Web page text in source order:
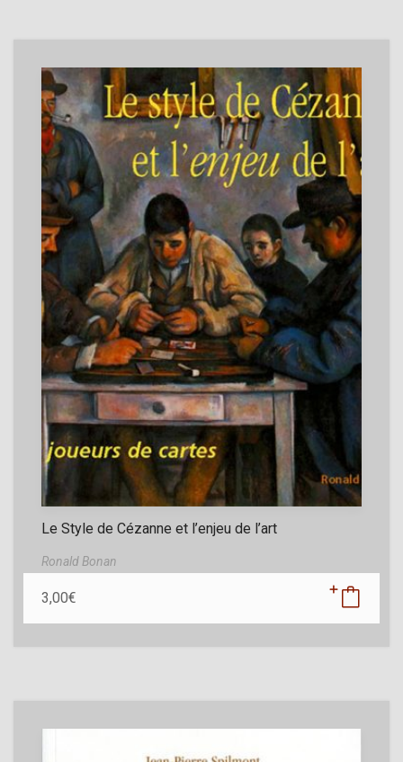
Le Style de Cézanne et l’enjeu de l’art
Ronald Bonan
3,00€